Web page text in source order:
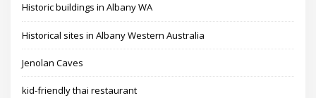
Historic buildings in Albany WA
Historical sites in Albany Western Australia
Jenolan Caves
kid-friendly thai restaurant